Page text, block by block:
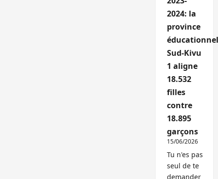
2024: la
province
Sud-Kivu
1 aligne
18.532
filles
contre
18.895
garçons
15/06/2026
Tu n'es pas
seul de te
demander